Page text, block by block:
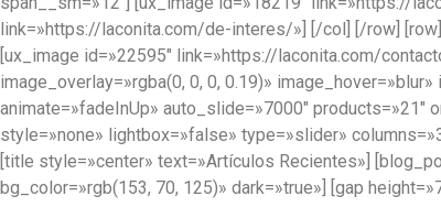
link=»https://laconita.com/de-interes/»] [/col] [/row]
[ux_image id=»22595″ link=»https://laconita.com/
image_overlay=»rgba(0, 0, 0, 0.19)»
animate=»fadeInUp» auto_slide=»7000″
style=»none» lightbox=»false» type=»slider»
[title style=»center» text=»Artículos Recientes»]
bg_color=»rgb(153, 70, 125)» dark=»true»] [gap